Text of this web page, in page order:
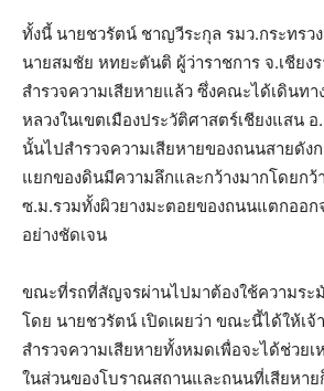
ทั้งนี้ นายชวรัตน์ ชาญวีระกุล รมว.กระทรว
นายสมชัย หทยะตันติ ผู้ว่าราชการ จ.เชียง
สำรวจความเสียหายแล้ว ซึ่งคณะได้เดินทา
หลวงในเขตเมืองประวัติศาสตร์เชียงแสน
นั้นไปสำรวจความเสียหายของถนนสายดัง
แยกของดินมีความลึกและกว้างมากโดยกว้
ซ.ม.รวมทั้งผิวยางมะตอยของถนนแตกออก
อย่างชัดเจน
ขณะที่รถที่สัญจรผ่านไปมาต้องใช้ความระ
โดย นายชวรัตน์ เปิดเผยว่า ขณะนี้ได้ให้เจ้
สำรวจความเสียหายทั้งหมดเพื่อจะได้ช่วย
ในส่วนของโบราณสถานและถนนที่เสียหาย